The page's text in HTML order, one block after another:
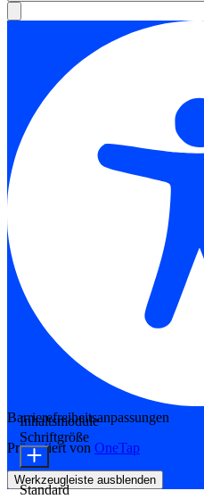
Barrierefreiheitsanpassungen
Präsentiert von OneTap
Werkzeugleiste ausblenden
Inhaltsmodule
Schriftgröße
Standard